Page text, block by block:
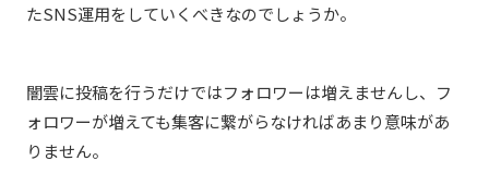
たSNS運用をしていくべきなのでしょうか。
闇雲に投稿を行うだけではフォロワーは増えませんし、フ
ォロワーが増えても集客に繋がらなければあまり意味があ
りません。